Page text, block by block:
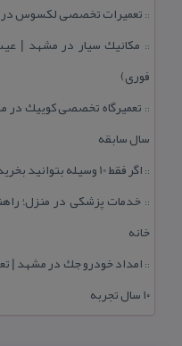
:: تعمیرات تخصصی لكسوس در
:: مكانیك سیار در مشهد |
فوری)
::
سال سابقه
:: اگر فقط 10 وسیله بتوانید بخرید، اولویت با كدام تجهیزات است؟
:: خدمات پزشكی در منزل؛
خانه
::
۱۰ سال تجربه